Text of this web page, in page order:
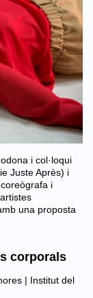
i col·loqui
Juste Après) i
i
una proposta
corporals
| Institut del